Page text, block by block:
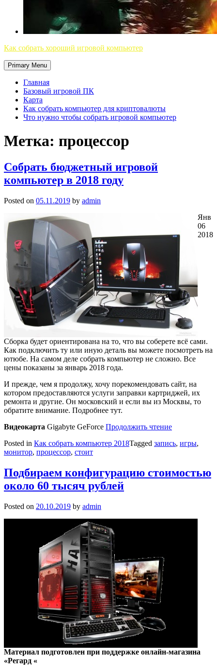
Как собрать хороший игровой компьютер
Primary Menu
Главная
Базовый игровой ПК
Карта
Как собрать компьютер для криптовалюты
Что нужно чтобы собрать игровой компьютер
Метка: процессор
Собрать бюджетный игровой
компьютер в 2018 году
Posted on 05.11.2019 by admin
Янв
06
2018
Сборка будет ориентирована на то, что вы соберете всё сами.
Как подключить ту или иную деталь вы можете посмотреть на
ютюбе. На самом деле собрать компьютер не сложно. Все
цены показаны за январь 2018 года.
И прежде, чем я продолжу, хочу порекомендовать сайт, на
котором предоставляются услуги заправки картриджей, их
ремонта и другие. Он московский и если вы из Москвы, то
обратите внимание. Подробнее тут.
Видеокарта Gigabyte GeForce Продолжить чтение
Posted in Как собрать компьютер 2018Tagged запись, игры,
монитор, процессор, стоит
Подбираем конфигурацию стоимостью
около 60 тысяч рублей
Posted on 20.10.2019 by admin
Материал подготовлен при поддержке онлайн-магазина
«Регард «